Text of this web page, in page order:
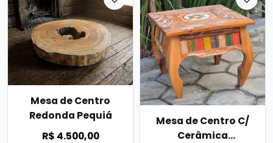
Mesa de Centro
Redonda Pequiá
R$ 4.500,00
Mesa de Centro C/
Cerâmica